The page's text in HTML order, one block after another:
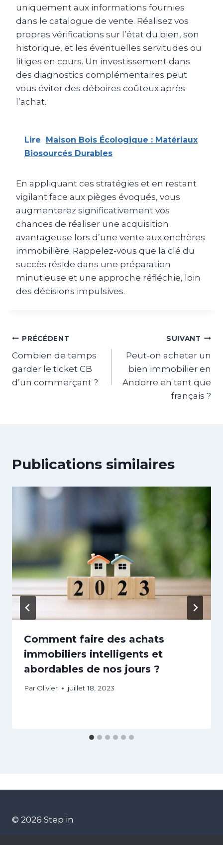
uniquement aux informations fournies
dans le catalogue de vente. Réalisez vos
propres vérifications sur l’état du bien, son
historique, et les éventuelles servitudes ou
litiges en cours. Un investissement dans
des diagnostics complémentaires peut
vous éviter des déboires coûteux après
l’achat.
Lire
Maison Bois Écologique : Matériaux
Biosourcés Durables
En appliquant ces stratégies et en restant
vigilant face aux pièges évoqués, vous
augmenterez significativement vos
chances de réaliser une acquisition
avantageuse lors d’une vente aux enchères
immobilière. Rappelez-vous que la clé du
succès réside dans une préparation
minutieuse et une approche réfléchie, loin
des décisions impulsives.
Navigation
de
l’article
PRÉCÉDENT
Combien de temps
garder le ticket CB
d’un commerçant ?
SUIVANT
Peut-on acheter un
bien immobilier en
Andorre en tant que
français ?
Publications similaires
Comment faire des achats
immobiliers intelligents et
abordables de nos jours ?
Par Olivier juillet 18, 2023
© 2026 Step in